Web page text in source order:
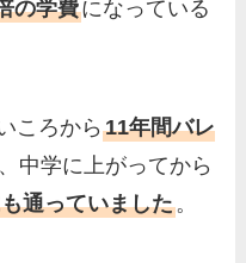
の学費になっている
ころから11年間バレ
中学に上がってから
通っていました。